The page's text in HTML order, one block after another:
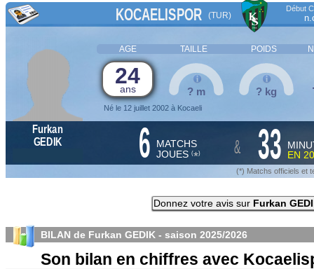
KOCAELISPOR (TUR)
Début
AGE TAILLE POIDS
24
ans
Né le 12 juillet 2002 à Kocaeli
? m ? kg
Furkan
GEDIK
6 MATCHS
JOUES (*) & 33
EN
(*) Matchs officiels et
Donnez votre avis sur Furkan
BILAN de Furkan GEDIK - saison 2025/2026
Son bilan en chiffres avec